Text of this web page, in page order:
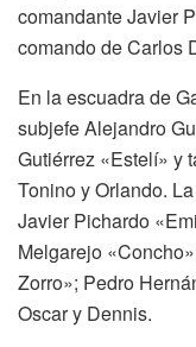
comandante Javier
comando de Carlos
En la escuadra de
subjefe Alejandro
Gutiérrez «Estelí» y
Tonino y Orlando.
Javier Pichardo
Melgarejo
Zorro»; Pedro
Oscar y Dennis.